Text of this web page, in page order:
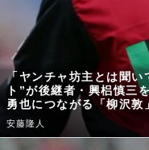
「ヤンチャ坊主とは聞い
ト”が後継者・興梠慎三
勇也につながる「柳沢敦
安藤隆人